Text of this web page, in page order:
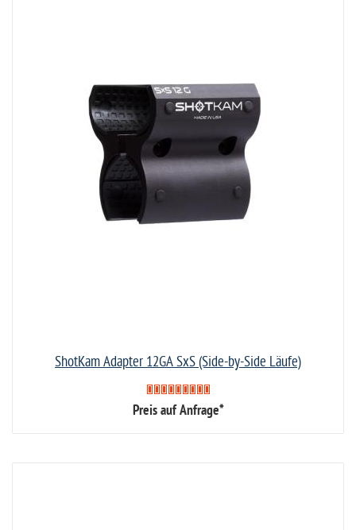
ShotKam Adapter 12GA SxS (Side-by-Side Läufe)
Preis auf Anfrage*